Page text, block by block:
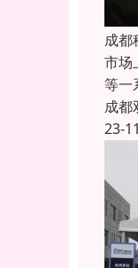
成都
市场
等一
成都
23-